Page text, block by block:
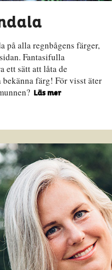
på alla regnbågens färger,
Fantasifulla
ett sätt att låta de
färg! För visst äter
Läs mer